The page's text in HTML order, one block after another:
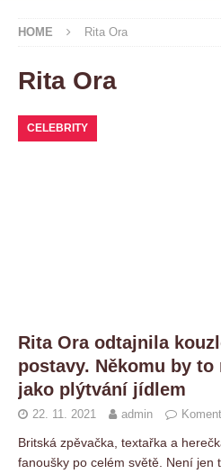
HOME Rita Ora
Rita Ora
CELEBRITY
Rita Ora odtajnila
postavy. Někomu by
jako plýtvání jídlem
22. 11. 2021 admin
Britská zpěvačka, textařka a
fanoušky po celém světě. Není jen